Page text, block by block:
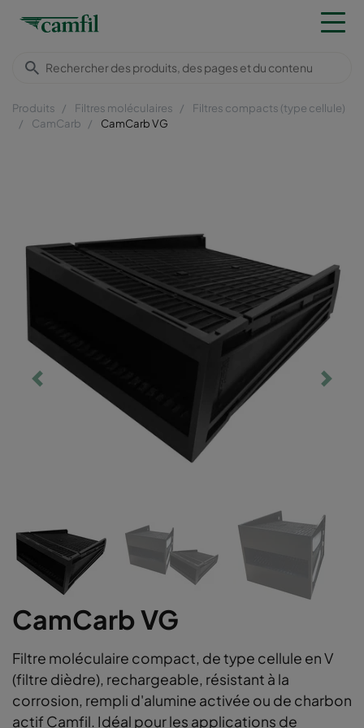
Produits Filtres moléculaires
Filtres compacts (type cellule)
CamCarb
CamCarb VG
CamCarb VG
Filtre moléculaire compact, de type cellule en V
(filtre dièdre), rechargeable, résistant à la
corrosion, rempli d'alumine activée ou de charbon
actif Camfil. Idéal pour les applications de